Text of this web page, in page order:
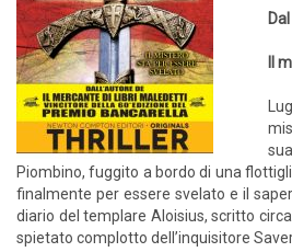
Il
Piombino, fuggito a bordo di una
finalmente per essere svelato e il
diario del templare Aloisius, scritto
spietato complotto dell’inquisitore